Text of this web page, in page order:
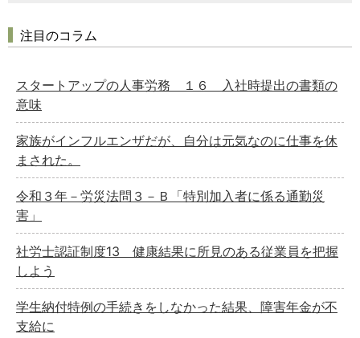
注目のコラム
スタートアップの人事労務 １６ 入社時提出の書類の
意味
家族がインフルエンザだが、自分は元気なのに仕事を休
まされた。
令和３年－労災法問３－Ｂ「特別加入者に係る通勤災
害」
社労士認証制度13 健康結果に所見のある従業員を把握
しよう
学生納付特例の手続きをしなかった結果、障害年金が不
支給に